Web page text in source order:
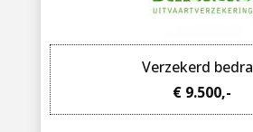
Verzekerd
€ 9.500,-